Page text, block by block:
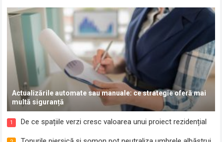
Actualizările automate sau manuale: ce strategie oferă mai
multă siguranță
1 De ce spațiile verzi cresc valoarea unui proiect rezidențial